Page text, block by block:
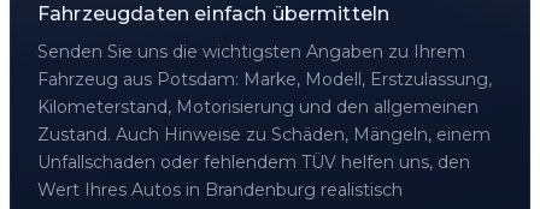
Fahrzeugdaten einfach übermitteln
Senden Sie uns die wichtigsten Angaben zu Ihrem
Fahrzeug aus Potsdam: Marke, Modell, Erstzulassung,
Kilometerstand, Motorisierung und den allgemeinen
Zustand. Auch Hinweise zu Schäden, Mängeln, einem
Unfallschaden oder fehlendem TÜV helfen uns, den
Wert Ihres Autos in Brandenburg realistisch